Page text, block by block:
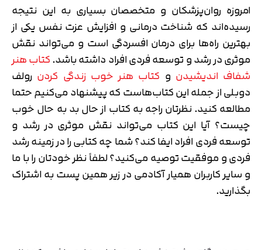
امروزه روان‌پزشکان و متخصصان بسیاری به این نتیجه
رسیده‌اند که شناخت درمانی و افزایش عزت نفس یکی از
بهترین راه‌ها برای درمان افسردگی است و می‌تواند نقش
موثری در رشد و توسعه فردی افراد داشته باشد.کتاب هنر
شفاف اندیشیدن و کتاب هنر خوب زندگی کردن رولف
دوبلی از جمله این کتاب‌هاست که پیشنهاد می‌کنیم حتما
مطالعه کنید. نظرتان راجه به کتاب از حال بد به حال خوب
چیست؟ آیا این کتاب می‌تواند نقش موثری در رشد و
توسعه فردی افراد ایفا کند؟ شما چه کتابی را در زمینه رشد
فردی و موفقیت توصیه می‌کنید؟ لطفاً نظر خودتان را با ما
و سایر کاربران همیار آکادمی در زیر همین پست به اشتراک
بگذارید.